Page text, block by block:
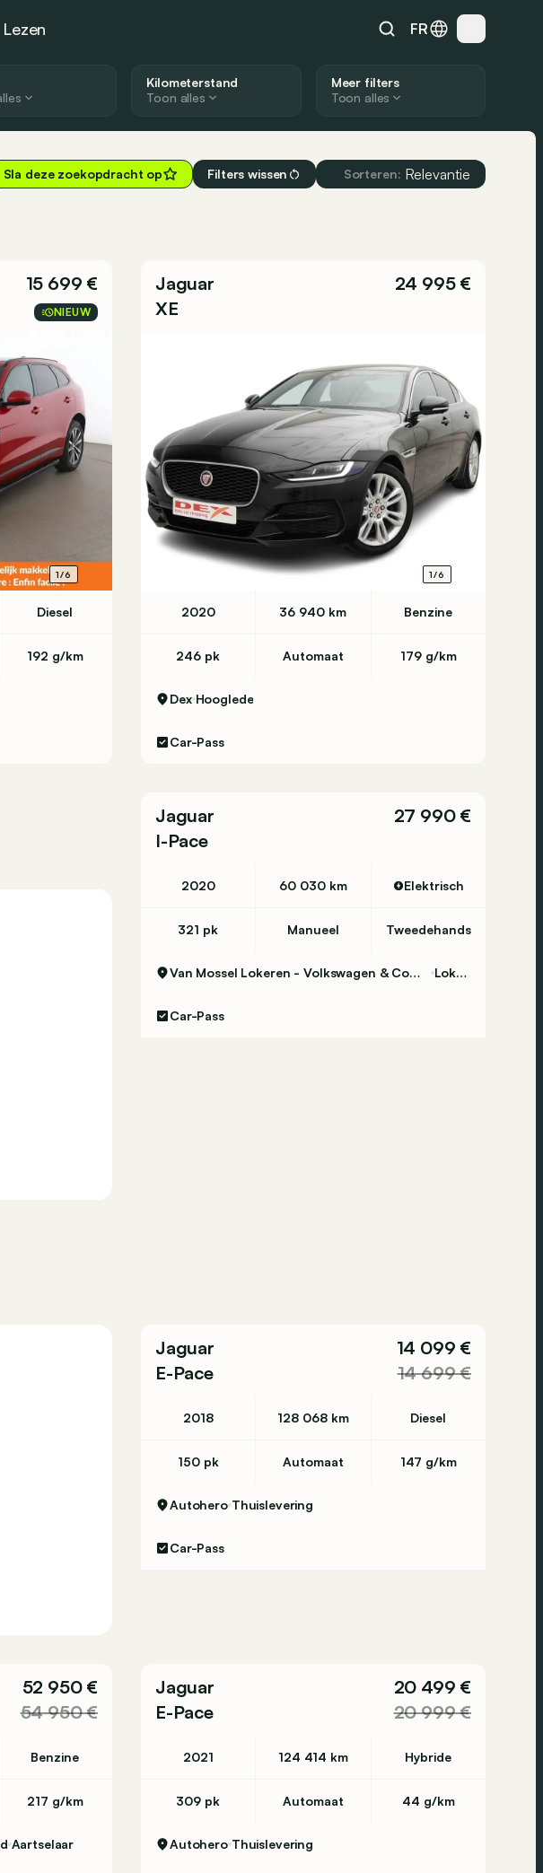
Lezen FR
Kilometerstand
Toon alles
Meer filters
Toon alles
Sla deze zoekopdracht op Filters wissen Sorteren: Relevantie
15 699 €
NIEUW
1/6
Diesel
192 g/km
Jaguar
XE
24 995 €
1/6
2020 36 940 km Benzine
246 pk Automaat 179 g/km
Dex Hooglede
Car-Pass
Jaguar
I-Pace
27 990 €
2020 60 030 km Elektrisch
321 pk Manueel Tweedehands
Van Mossel Lokeren - Volkswagen & Commercial Vehicles Lokeren
Car-Pass
Jaguar
E-Pace
14 099 €
14 699 €
2018 128 068 km Diesel
150 pk Automaat 147 g/km
Autohero Thuislevering
Car-Pass
52 950 €
54 950 €
Benzine
217 g/km
Aartselaar
Jaguar
E-Pace
20 499 €
20 999 €
2021 124 414 km Hybride
309 pk Automaat 44 g/km
Autohero Thuislevering